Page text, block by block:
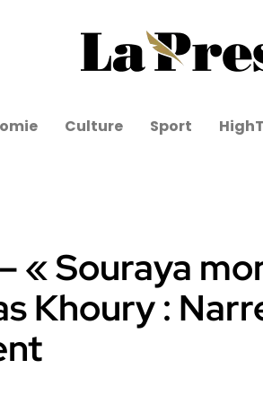
Culture Sport
« Souraya
Khoury :